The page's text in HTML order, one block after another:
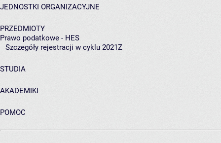
JEDNOSTKI ORGANIZACYJNE
PRZEDMIOTY
Prawo podatkowe - HES
Szczegóły rejestracji w cyklu 2021Z
STUDIA
AKADEMIKI
POMOC